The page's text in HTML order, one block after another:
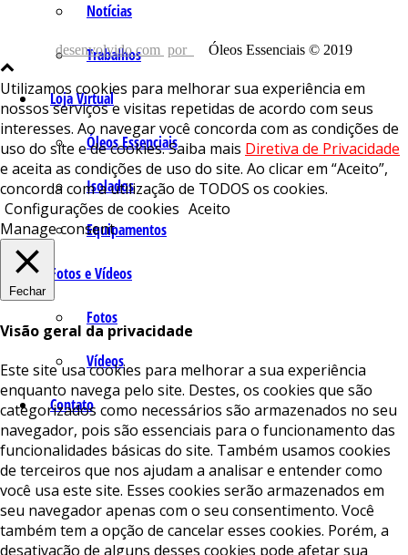
Notícias
Trabalhos
Loja Virtual
Óleos Essenciais
Isolados
Equipamentos
Fotos e Vídeos
Fotos
Vídeos
Contato
desenvolvido com por Óleos Essenciais © 2019
Utilizamos cookies para melhorar sua experiência em
nossos serviços e visitas repetidas de acordo com seus
interesses. Ao navegar você concorda com as condições de
uso do site e de cookies. Saiba mais Diretiva de Privacidade
e aceita as condições de uso do site. Ao clicar em “Aceito”,
concorda com a utilização de TODOS os cookies.
Configurações de cookies Aceito
Manage consent
Fechar
Visão geral da privacidade
Este site usa cookies para melhorar a sua experiência
enquanto navega pelo site. Destes, os cookies que são
categorizados como necessários são armazenados no seu
navegador, pois são essenciais para o funcionamento das
funcionalidades básicas do site. Também usamos cookies
de terceiros que nos ajudam a analisar e entender como
você usa este site. Esses cookies serão armazenados em
seu navegador apenas com o seu consentimento. Você
também tem a opção de cancelar esses cookies. Porém, a
desativação de alguns desses cookies pode afetar sua